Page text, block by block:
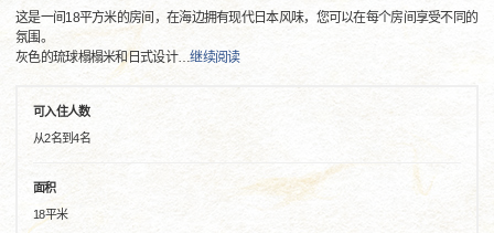
这是一间18平方米的房间，在海边拥有现代日本风味，您可以在每个房间享受不同的
氛围。
灰色的琉球榻榻米和日式设计…继续阅读
可入住人数
从2名到4名
面积
18平米